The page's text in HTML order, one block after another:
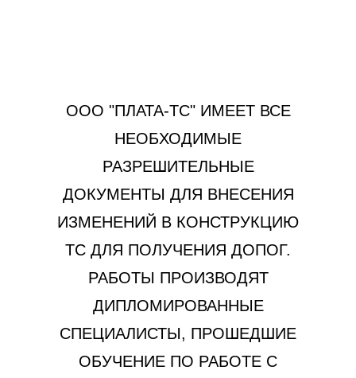
ООО "ПЛАТА-ТС" ИМЕЕТ ВСЕ
НЕОБХОДИМЫЕ
РАЗРЕШИТЕЛЬНЫЕ
ДОКУМЕНТЫ ДЛЯ ВНЕСЕНИЯ
ИЗМЕНЕНИЙ В КОНСТРУКЦИЮ
ТС ДЛЯ ПОЛУЧЕНИЯ ДОПОГ.
РАБОТЫ ПРОИЗВОДЯТ
ДИПЛОМИРОВАННЫЕ
СПЕЦИАЛИСТЫ, ПРОШЕДШИЕ
ОБУЧЕНИЕ ПО РАБОТЕ С